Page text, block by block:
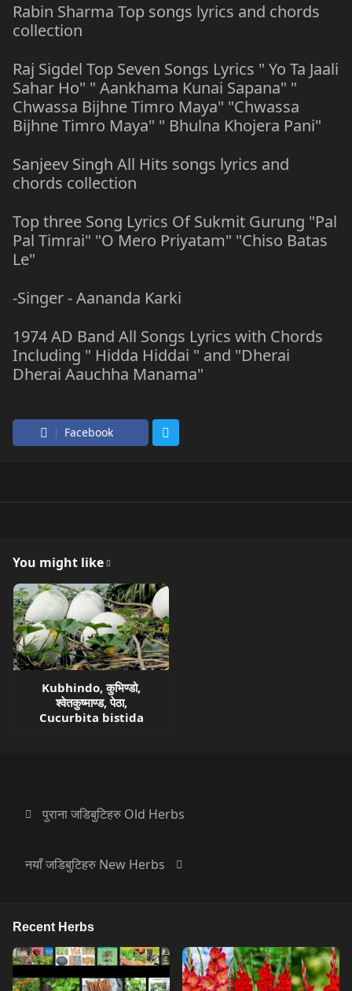
Rabin Sharma Top songs lyrics and chords
collection
Raj Sigdel Top Seven Songs Lyrics " Yo Ta Jaali
Sahar Ho" " Aankhama Kunai Sapana" "
Chwassa Bijhne Timro Maya" "Chwassa
Bijhne Timro Maya" " Bhulna Khojera Pani"
Sanjeev Singh All Hits songs lyrics and
chords collection
Top three Song Lyrics Of Sukmit Gurung "Pal
Pal Timrai" "O Mero Priyatam" "Chiso Batas
Le"
-Singer - Aananda Karki
1974 AD Band All Songs Lyrics with Chords
Including " Hidda Hiddai " and "Dherai
Dherai Aauchha Manama"
Facebook
You might like
Kubhindo, कुभिण्डो,
श्वेतकुष्माण्ड, पेठा,
Cucurbita bistida
पुराना जडिबुटिहरु Old Herbs
नयाँ जडिबुटिहरु New Herbs
Recent Herbs